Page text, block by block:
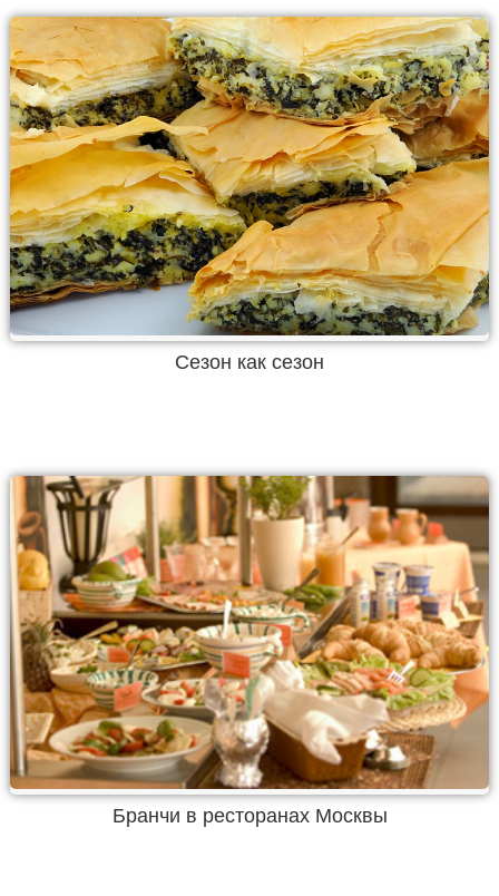
Сезон как сезон
Бранчи в ресторанах Москвы